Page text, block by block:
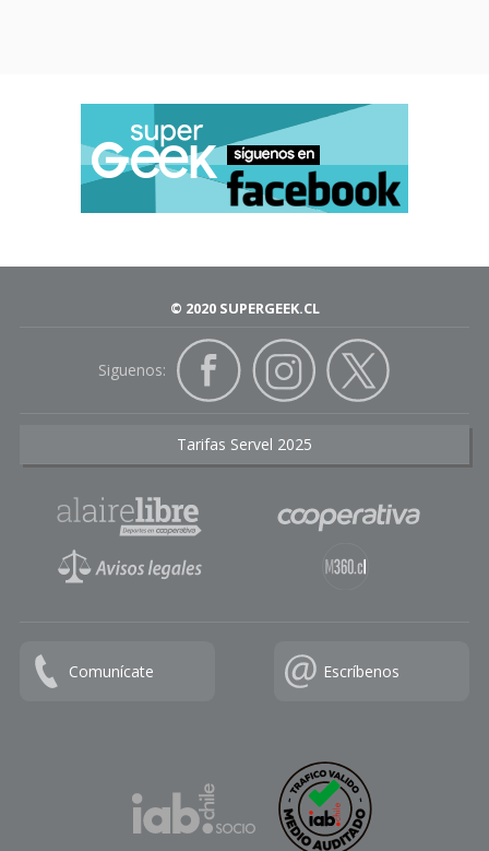
© 2020 SUPERGEEK.CL
Siguenos:
Tarifas Servel 2025
Comunícate Escríbenos